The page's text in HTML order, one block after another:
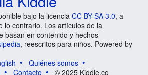
bajo la licencia CC BY-SA 3.0, a
lo contrario. Los artículos de la
basan en contenido y hechos
, reescritos para niños. Powered by
Quiénes somos
Contacto © 2025 Kiddle.co